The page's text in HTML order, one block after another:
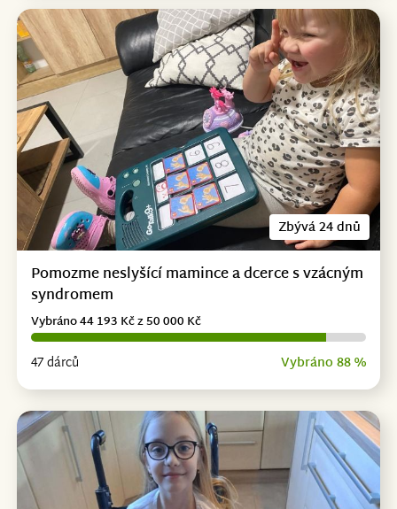
Zbývá 24 dnů
Pomozme neslyšící mamince a dcerce s vzácným
syndromem
47 dárců Vybráno 88 %
Vybráno 44 193 Kč z 50 000 Kč